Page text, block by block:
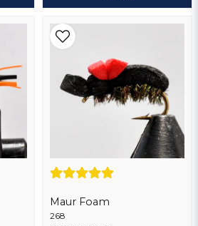
Maur Foam
268